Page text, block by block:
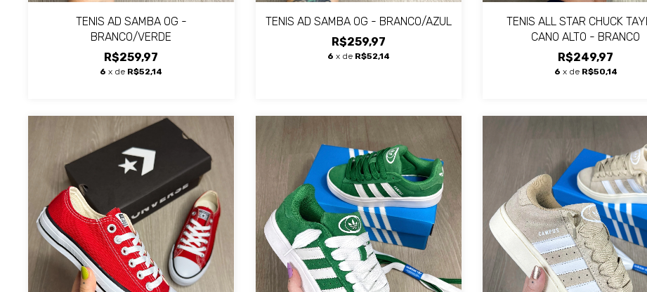
TENIS AD SAMBA OG -
BRANCO/VERDE
R$259,97
6 x de R$52,14
TENIS AD SAMBA OG - BRANCO/AZUL
R$259,97
6 x de R$52,14
TENIS ALL STAR CHUCK
CANO ALTO - BRANCO
R$249,97
6 x de R$50,14